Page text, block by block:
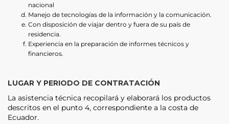
nacional
Manejo de tecnologías de la información y la comunicación.
Con disposición de viajar dentro y fuera de su país de
residencia.
Experiencia en la preparación de informes técnicos y
financieros.
LUGAR Y PERIODO DE CONTRATACIÓN
La asistencia técnica recopilará y elaborará los productos
descritos en el punto 4, correspondiente a la costa de
Ecuador.